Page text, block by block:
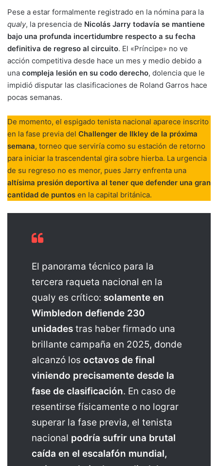
Pese a estar formalmente registrado en la nómina para la
qualy, la presencia de Nicolás Jarry todavía se mantiene
bajo una profunda incertidumbre respecto a su fecha
definitiva de regreso al circuito. El «Príncipe» no ve
acción competitiva desde hace un mes y medio debido a
una compleja lesión en su codo derecho, dolencia que le
impidió disputar las clasificaciones de Roland Garros hace
pocas semanas.
De momento, el espigado tenista nacional aparece inscrito
en la fase previa del Challenger de Ilkley de la próxima
semana, torneo que serviría como su estación de retorno
para iniciar la trascendental gira sobre hierba. La urgencia
de su regreso no es menor, pues Jarry enfrenta una
altísima presión deportiva al tener que defender una gran
cantidad de puntos en la capital británica.
El panorama técnico para la
tercera raqueta nacional en la
qualy es crítico: solamente en
Wimbledon defiende 230
unidades tras haber firmado una
brillante campaña en 2025, donde
alcanzó los octavos de final
viniendo precisamente desde la
fase de clasificación. En caso de
resentirse físicamente o no lograr
superar la fase previa, el tenista
nacional podría sufrir una brutal
caída en el escalafón mundial,